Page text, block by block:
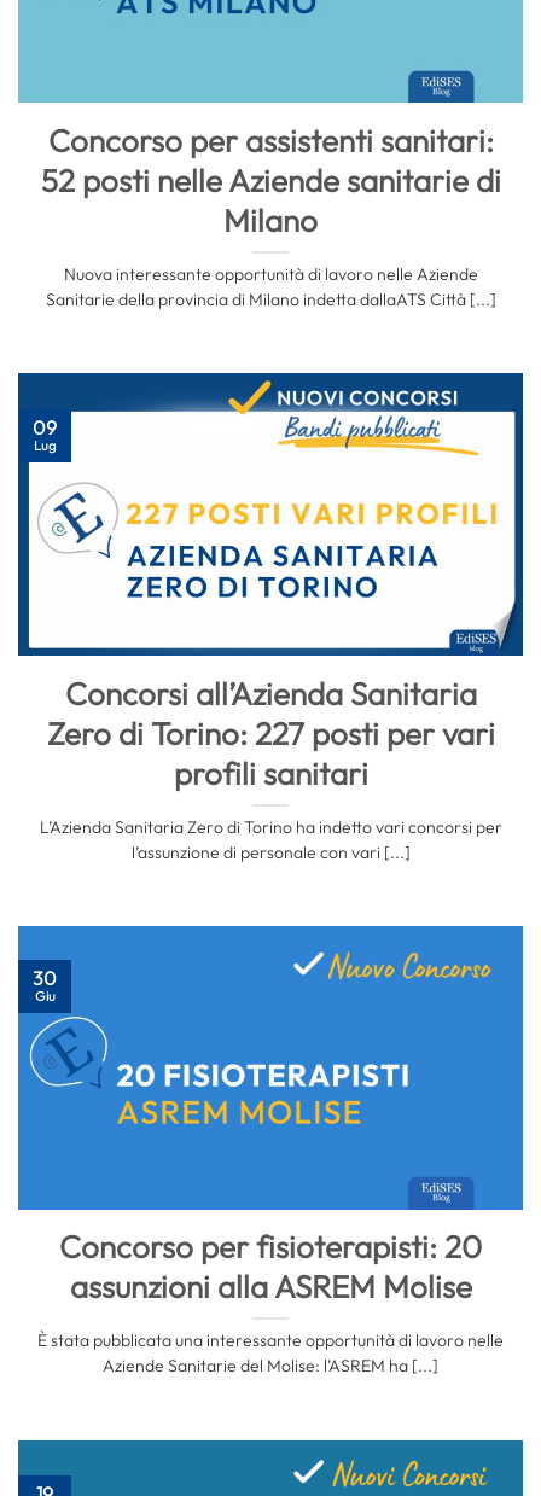
Concorso per assistenti sanitari:
52 posti nelle Aziende sanitarie di
Milano
Nuova interessante opportunità di lavoro nelle Aziende
Sanitarie della provincia di Milano indetta dallaATS Città [...]
Concorsi all’Azienda Sanitaria
Zero di Torino: 227 posti per vari
profili sanitari
L’Azienda Sanitaria Zero di Torino ha indetto vari concorsi per
l’assunzione di personale con vari [...]
09
Lug
Concorso per fisioterapisti: 20
assunzioni alla ASREM Molise
È stata pubblicata una interessante opportunità di lavoro nelle
Aziende Sanitarie del Molise: l’ASREM ha [...]
30
Giu